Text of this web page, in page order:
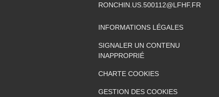
RONCHIN.US.500112@LFHF.FR
INFORMATIONS LÉGALES
SIGNALER UN CONTENU
INAPPROPRIÉ
CHARTE COOKIES
GESTION DES COOKIES